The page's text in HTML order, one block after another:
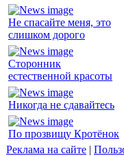
Не спасайте меня, это
слишком дорого
Сторонник
естественной красоты
Никогда не сдавайтесь
По прозвищу Кротёнок
Реклама на сайте |